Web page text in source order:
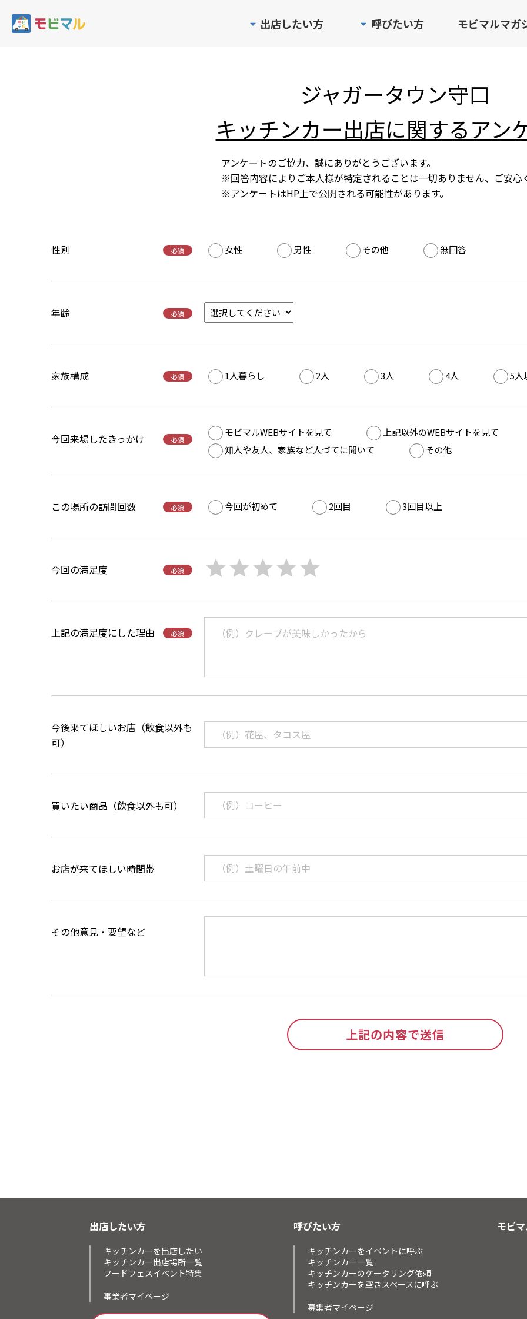
出店したい方 呼びたい方 モビマルマガ
ジャガータウン守口
キッチンカー出店に関するアン
アンケートのご協力、誠にありがとうございます。
※回答内容によりご本人様が特定されることは一切ありません、ご安心
※アンケートはHP上で公開される可能性があります。
性別 必須 女性 男性 その他 無回答
年齢 必須
家族構成 必須 1人暮らし 2人 3人 4人 5人
今回来場したきっかけ 必須
モビマルWEBサイトを見て 上記以外のWEBサイトを見て
知人や友人、家族など人づてに聞いて
その他
この場所の訪問回数 必須 今回が初めて 2回目 3回目以上
今回の満足度 必須
上記の満足度にした理由 必須
今後来てほしいお店（飲食以外も
可）
買いたい商品（飲食以外も可）
お店が来てほしい時間帯
その他意見・要望など
上記の内容で送信
出店したい方
キッチンカーを出店したい
キッチンカー出店場所一覧
フードフェスイベント特集
事業者マイページ
呼びたい方
キッチンカーをイベントに呼ぶ
キッチンカー一覧
キッチンカーのケータリング依頼
キッチンカーを空きスペースに呼ぶ
募集者マイページ
モビ